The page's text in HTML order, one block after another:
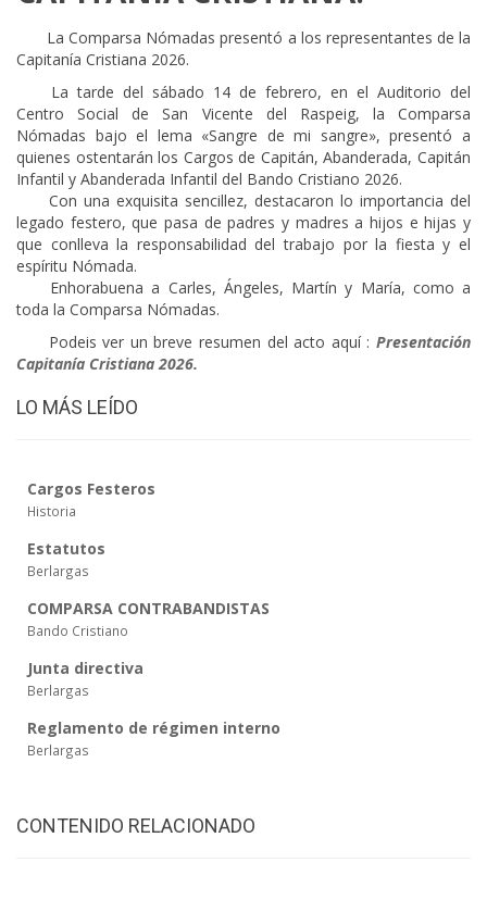
La Comparsa Nómadas presentó a los representantes de la
Capitanía Cristiana 2026.
La tarde del sábado 14 de febrero, en el Auditorio del
Centro Social de San Vicente del Raspeig, la Comparsa
Nómadas bajo el lema «Sangre de mi sangre», presentó a
quienes ostentarán los Cargos de Capitán, Abanderada, Capitán
Infantil y Abanderada Infantil del Bando Cristiano 2026.
Con una exquisita sencillez, destacaron lo importancia del
legado festero, que pasa de padres y madres a hijos e hijas y
que conlleva la responsabilidad del trabajo por la fiesta y el
espíritu Nómada.
Enhorabuena a Carles, Ángeles, Martín y María, como a
toda la Comparsa Nómadas.
Podeis ver un breve resumen del acto aquí : Presentación
Capitanía Cristiana 2026.
LO MÁS LEÍDO
Cargos Festeros
Historia
Estatutos
Berlargas
COMPARSA CONTRABANDISTAS
Bando Cristiano
Junta directiva
Berlargas
Reglamento de régimen interno
Berlargas
CONTENIDO RELACIONADO